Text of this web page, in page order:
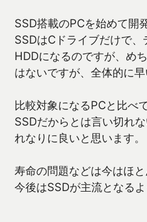
SSD搭載のPCを始めて開
SSDはCドライブだけで
HDDになるのですが、め
はないですが、全体的に早
比較対象になるPCと比べ
SSDだからとは言い切れ
れなりに良いと思います。
寿命の問題などは今はほと
今後はSSDが主流となるよ